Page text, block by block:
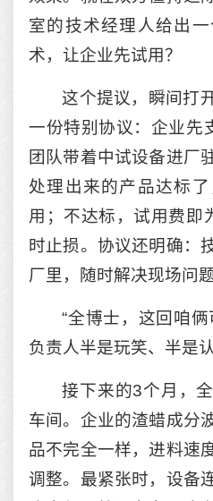
室的技术经理人给出
术，让企业先试用？
这个提议，瞬间打
一份特别协议：企业先
团队带着中试设备进厂
处理出来的产品达标
用；不达标，试用费即
时止损。协议还明确：
厂里，随时解决现场问题
“全博士，这回咱
负责人半是玩笑、半是
接下来的3个月，
车间。企业的渣蜡成分
品不完全一样，进料速
调整。最紧张时，设备